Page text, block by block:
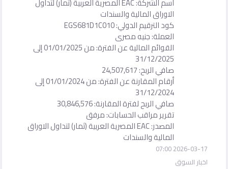
الاوراق المالية والسندات
كود الترقيم الدولي: EGS681D1C010
العملة: جنيه مصرى
القوائم المالية عن الفترة: من 01/01/2025 إلى
31/12/2025
صافي الربح: 24,507,617
أرقام المقارنة عن الفترة: من 01/01/2024 إلى
31/12/2024
صافي الربح لفترة المقارنة: 30,846,576
تقرير مراقب الحسابات: مرفق
المصدر: EAC المصرية العربية (ثمار) لتداول الاوراق
المالية والسندات
2026-03-17 07:00
اخبار السوق